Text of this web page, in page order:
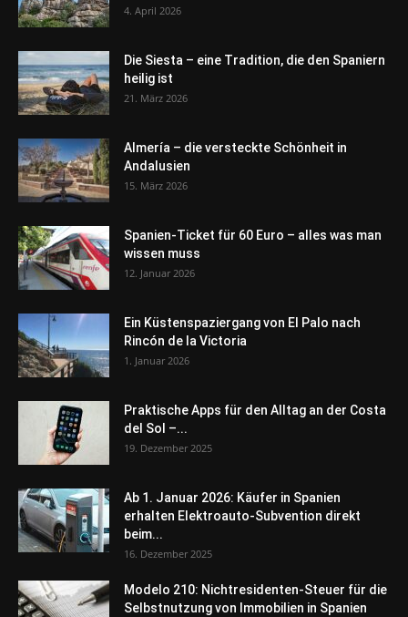
4. April 2026
Die Siesta – eine Tradition, die den Spaniern
heilig ist
21. März 2026
Almería – die versteckte Schönheit in
Andalusien
15. März 2026
Spanien-Ticket für 60 Euro – alles was man
wissen muss
12. Januar 2026
Ein Küstenspaziergang von El Palo nach
Rincón de la Victoria
1. Januar 2026
Praktische Apps für den Alltag an der Costa
del Sol –...
19. Dezember 2025
Ab 1. Januar 2026: Käufer in Spanien
erhalten Elektroauto-Subvention direkt
beim...
16. Dezember 2025
Modelo 210: Nichtresidenten-Steuer für die
Selbstnutzung von Immobilien in Spanien